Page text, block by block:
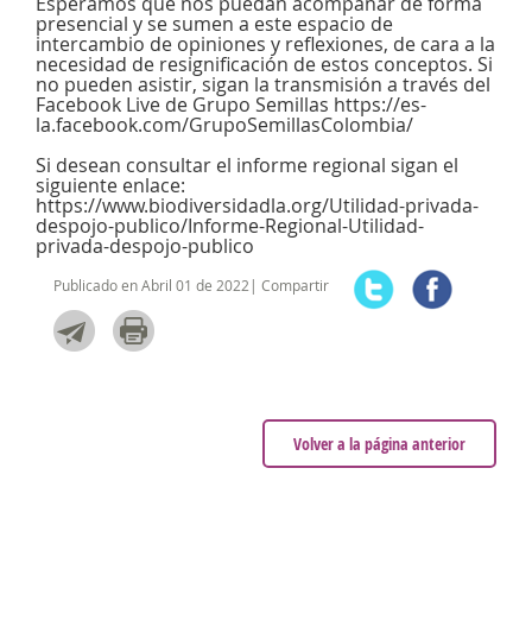
presencial y se sumen a este espacio de
intercambio de opiniones y reflexiones, de cara a la
necesidad de resignificación de estos conceptos. Si
no pueden asistir, sigan la transmisión a través del
Facebook Live de Grupo Semillas https://es-
la.facebook.com/GrupoSemillasColombia/
Si desean consultar el informe regional sigan el
siguiente enlace:
https://www.biodiversidadla.org/Utilidad-privada-
despojo-publico/Informe-Regional-Utilidad-
privada-despojo-publico
Publicado en Abril 01 de 2022| Compartir
Volver a la página anterior